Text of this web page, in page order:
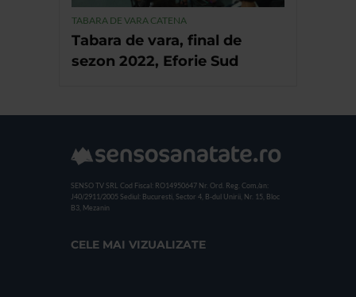
TABARA DE VARA CATENA
Tabara de vara, final de
sezon 2022, Eforie Sud
SENSO TV SRL Cod Fiscal: RO14950647 Nr. Ord. Reg. Com./an:
J40/2911/2005 Sediul: Bucuresti, Sector 4, B-dul Unirii, Nr. 15, Bloc
B3, Mezanin
CELE MAI VIZUALIZATE